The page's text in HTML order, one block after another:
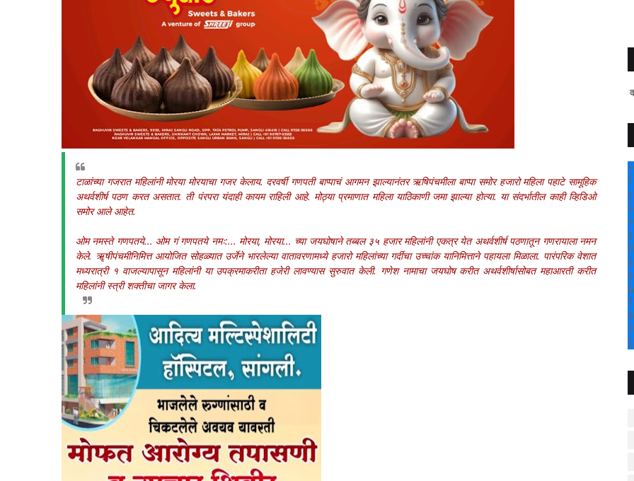
टाळांच्या गजरात महिलांनी मोरया मोरयाचा गजर केलाय. दरवर्षी गणपती बाप्पाचं आगमन झाल्यानंतर ऋषिपंचमीला बाप्पा समोर हजारो महिला पहाटे सामूहिक
अथर्वशीर्ष पठण करत असतात. ती पंरपरा यंदाही कायम राहिली आहे. मोठ्या प्रमाणात महिला याठिकाणी जमा झाल्या होत्या. या संदर्भातील काही व्हिडिओ
समोर आले आहेत.
ओम नमस्ते गणपतये... ओम गं गणपतये नमः:... मोरया, मोरया... च्या जयघोषाने तब्बल ३५ हजार महिलांनी एकत्र येत अथर्वशीर्ष पठणातून गणरायाला नमन
केले. ॠषीपंचमीनिमित्त आयोजित सोहळ्यात उर्जेने भारलेल्या वातावरणामध्ये हजारो महिलांच्या गर्दीचा उच्चांक यानिमित्ताने पहायला मिळाला. पारंपरिक वेशात
मध्यरात्री १ वाजल्यापासून महिलांनी या उपक्रमाकरीता हजेरी लावण्यास सुरुवात केली. गणेश नामाचा जयघोष करीत अथर्वशीर्षासोबत महाआरती करीत
महिलांनी स्त्री शक्तीचा जागर केला.
" सांगली दर्पण न्यूज वर आपल्या
+
°
C
+
+